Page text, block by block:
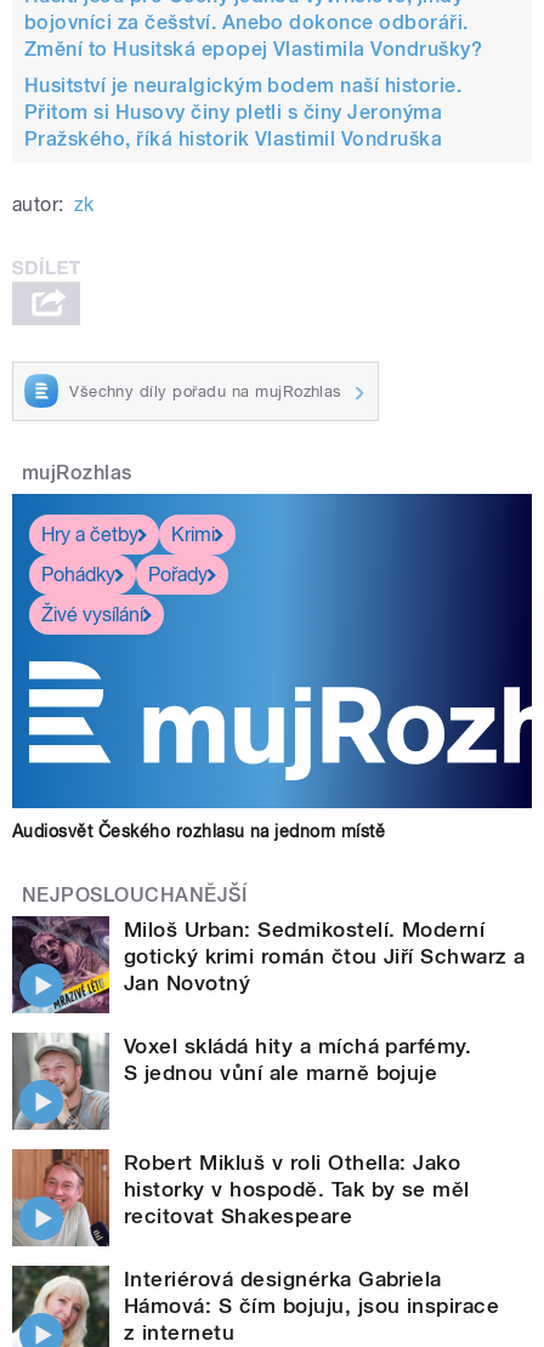
bojovníci za češství. Anebo dokonce odboráři.
Změní to Husitská epopej Vlastimila Vondrušky?
Husitství je neuralgickým bodem naší historie.
Přitom si Husovy činy pletli s činy Jeronýma
Pražského, říká historik Vlastimil Vondruška
autor: zk
Všechny díly pořadu na mujRozhlas
mujRozhlas
Hry a četby
Krimi
Pohádky
Pořady
Živé vysílání
Audiosvět Českého rozhlasu na jednom místě
NEJPOSLOUCHANĚJŠÍ
Miloš Urban: Sedmikostelí. Moderní
gotický krimi román čtou Jiří Schwarz a
Jan Novotný
Voxel skládá hity a míchá parfémy.
S jednou vůní ale marně bojuje
Robert Mikluš v roli Othella: Jako
historky v hospodě. Tak by se měl
recitovat Shakespeare
Interiérová designérka Gabriela
Hámová: S čím bojuju, jsou inspirace
z internetu